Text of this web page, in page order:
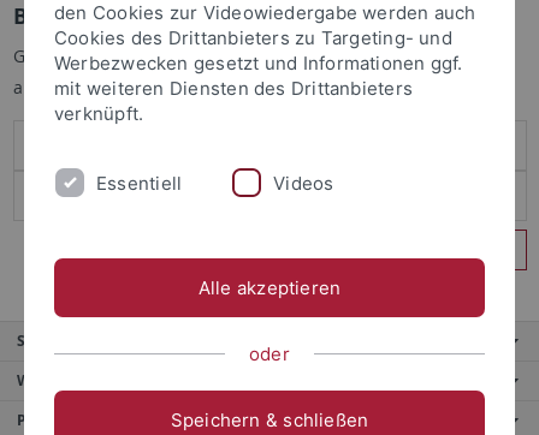
Benutzeranmeldung
Geben Sie Ihren Benutzernamen und Ihr Passwort an um sich
anzumelden:
Service
Weitere Angebote
Portale
den Cookies zur Videowiedergabe werden auch
Cookies des Drittanbieters zu Targeting- und
Werbezwecken gesetzt und Informationen ggf.
mit weiteren Diensten des Drittanbieters
verknüpft.
Essentiell Videos
Alle akzeptieren
oder
Speichern & schließen